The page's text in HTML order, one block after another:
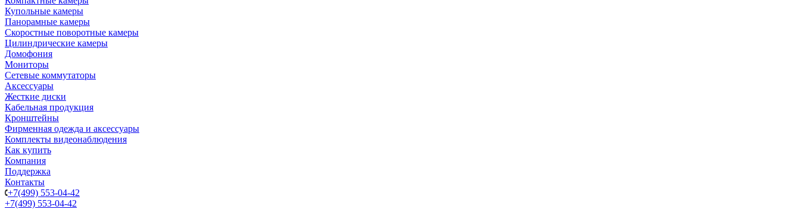
Купольные камеры
Панорамные камеры
Скоростные поворотные камеры
Цилиндрические камеры
Домофония
Мониторы
Сетевые коммутаторы
Аксессуары
Жесткие диски
Кабельная продукция
Кронштейны
Фирменная одежда и аксессуары
Комплекты видеонаблюдения
Как купить
Компания
Поддержка
Контакты
+7(499) 553-04-42
+7(499) 553-04-42